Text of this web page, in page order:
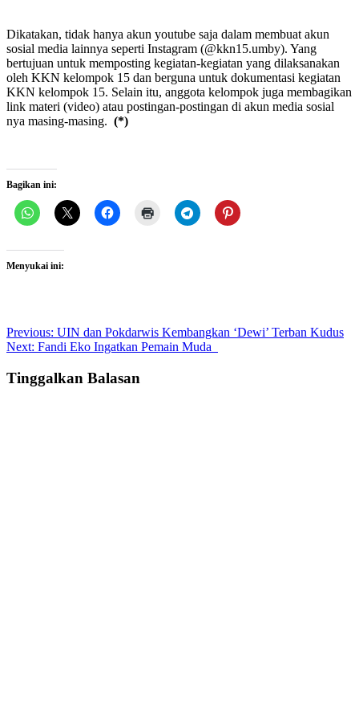
Dikatakan, tidak hanya akun youtube saja dalam membuat akun
sosial media lainnya seperti Instagram (@kkn15.umby). Yang
bertujuan untuk memposting kegiatan-kegiatan yang dilaksanakan
oleh KKN kelompok 15 dan berguna untuk dokumentasi kegiatan
KKN kelompok 15. Selain itu, anggota kelompok juga membagikan
link materi (video) atau postingan-postingan di akun media sosial
nya masing-masing. (*)
Bagikan ini:
Menyukai ini:
Post
navigation
Previous: UIN dan Pokdarwis Kembangkan ‘Dewi’ Terban Kudus
Next: Fandi Eko Ingatkan Pemain Muda
Tinggalkan Balasan